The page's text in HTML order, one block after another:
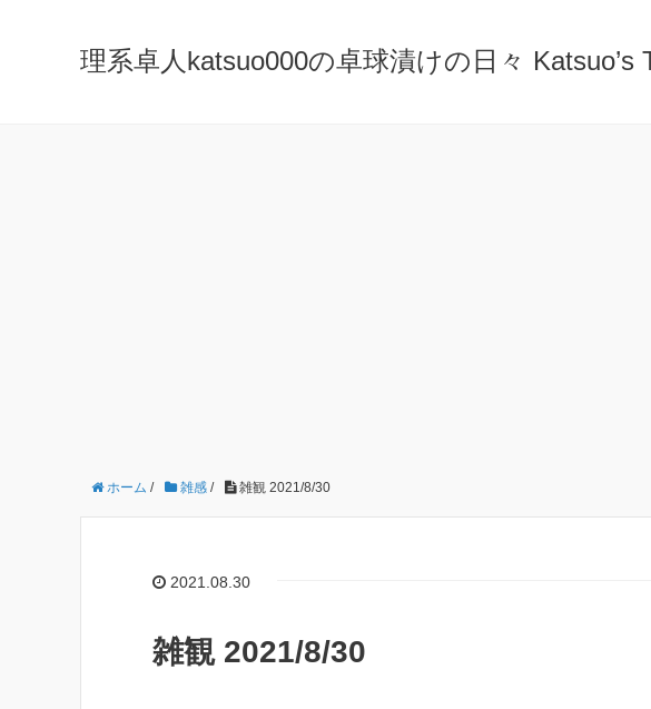
理系卓人katsuo000の卓球漬けの日々 Katsuo’s
ホーム / 雑感 / 雑観 2021/8/30
2021.08.30
雑観 2021/8/30